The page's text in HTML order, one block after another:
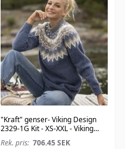
"Kraft" genser- Viking Design
2329-1G Kit - XS-XXL - Viking
Wool
Rek. pris: 706.45SEK